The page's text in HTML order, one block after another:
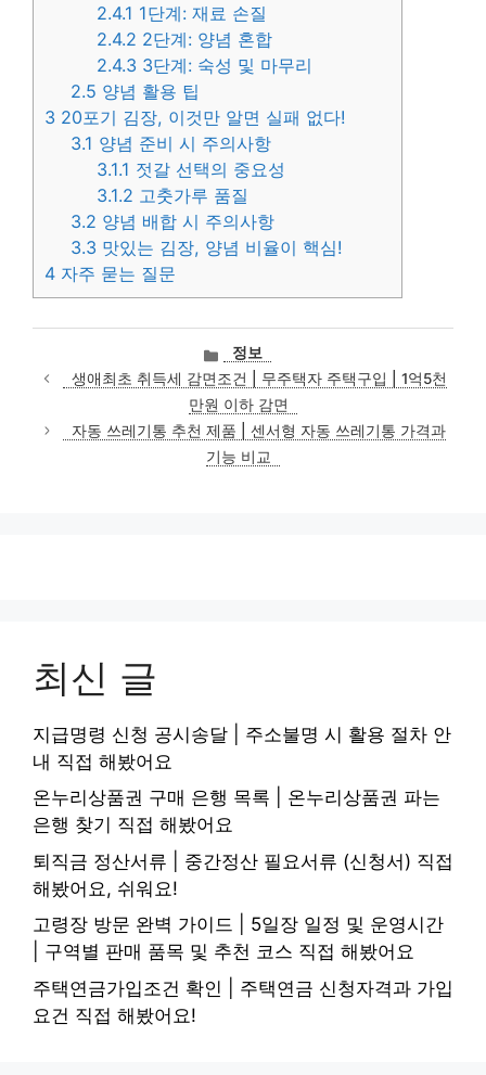
2.4.1 1단계: 재료 손질
2.4.2 2단계: 양념 혼합
2.4.3 3단계: 숙성 및 마무리
2.5 양념 활용 팁
3 20포기 김장, 이것만 알면 실패 없다!
3.1 양념 준비 시 주의사항
3.1.1 젓갈 선택의 중요성
3.1.2 고춧가루 품질
3.2 양념 배합 시 주의사항
3.3 맛있는 김장, 양념 비율이 핵심!
4 자주 묻는 질문
카
테
고
리
정보
생애최초 취득세 감면조건 | 무주택자 주택구입 | 1억5천
만원 이하 감면
자동 쓰레기통 추천 제품 | 센서형 자동 쓰레기통 가격과
기능 비교
최신 글
지급명령 신청 공시송달 | 주소불명 시 활용 절차 안
내 직접 해봤어요
온누리상품권 구매 은행 목록 | 온누리상품권 파는
은행 찾기 직접 해봤어요
퇴직금 정산서류 | 중간정산 필요서류 (신청서) 직접
해봤어요, 쉬워요!
고령장 방문 완벽 가이드 | 5일장 일정 및 운영시간
| 구역별 판매 품목 및 추천 코스 직접 해봤어요
주택연금가입조건 확인 | 주택연금 신청자격과 가입
요건 직접 해봤어요!